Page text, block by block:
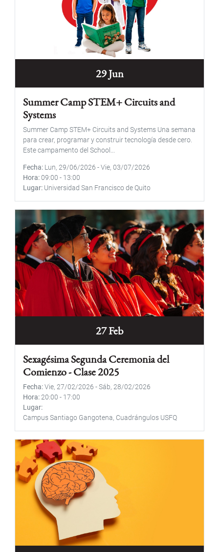
29 Jun
Summer Camp STEM+ Circuits and
Systems
Summer Camp STEM+ Circuits and Systems Una semana
para crear, programar y construir tecnología desde cero.
Este campamento del School...
Fecha Lun, 29/06/2026 -Vie, 03/07/2026
Hora 09:00 - 13:00
Lugar Universidad San Francisco de Quito
27 Feb
Sexagésima Segunda Ceremonia del
Comienzo - Clase 2025
Fecha Vie, 27/02/2026 -Sáb, 28/02/2026
Hora 20:00 - 17:00
Lugar
Campus Santiago Gangotena, Cuadrángulos USFQ